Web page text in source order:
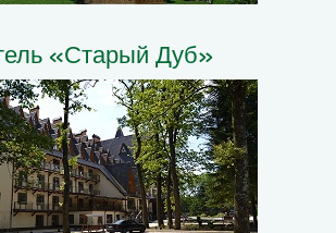
«Старый Дуб»